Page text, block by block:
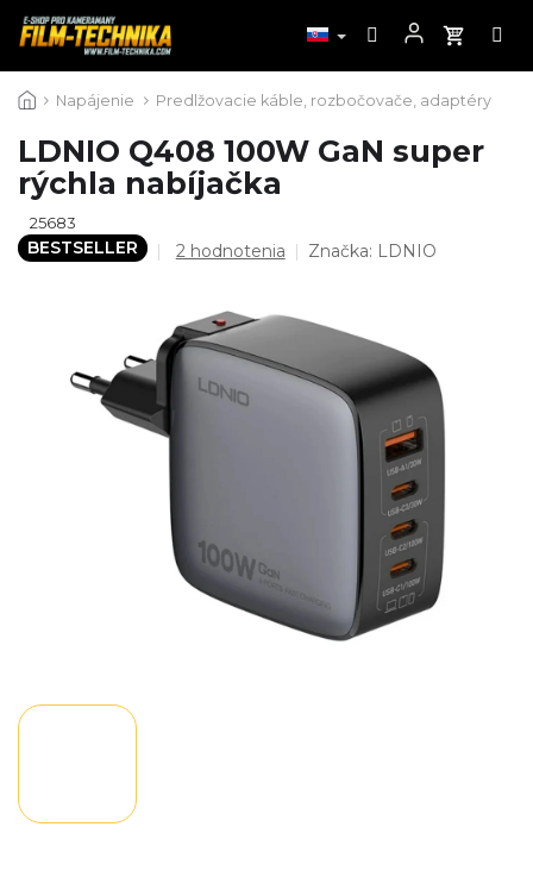
na
Napájenie Predlžovacie káble, rozbočovače, adaptéry
LDNIO Q408 100W GaN super
rýchla nabíjačka
25683
BESTSELLER
Priemerné
5,0
z
hviezdičiek.
2 hodnotenia Značka: LDNIO